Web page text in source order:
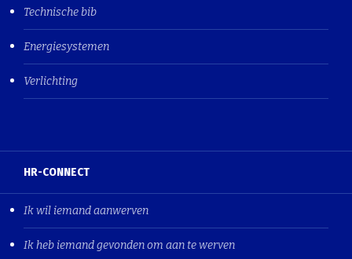
Technische bib
Energiesystemen
Verlichting
HR-CONNECT
Ik wil iemand aanwerven
Ik heb iemand gevonden om aan te werven